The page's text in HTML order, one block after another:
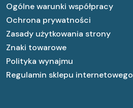
Ogólne warunki współpracy
Ochrona prywatności
Zasady użytkowania strony
Znaki towarowe
Polityka wynajmu
Regulamin sklepu internetowego